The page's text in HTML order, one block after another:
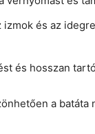
izmok és az
és hosszan
a